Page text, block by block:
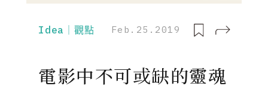
Idea｜觀點 Feb.25.2019
電影中不可或缺的靈魂